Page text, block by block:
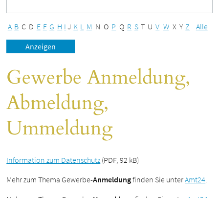
A B C D E F G H I J K L M N O P Q R S T U V W X Y Z Alle
Gewerbe Anmeldung,
Abmeldung,
Ummeldung
Information zum Datenschutz (PDF, 92 kB)
Mehr zum Thema Gewerbe-Anmeldungfinden Sie unterAmt24.